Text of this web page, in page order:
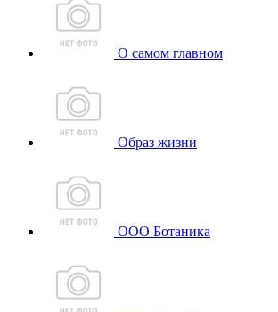
О самом главном
Образ жизни
ООО Ботаника